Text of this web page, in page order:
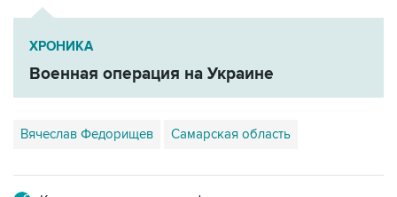
ХРОНИКА
Военная операция на Украине
Вячеслав Федорищев Самарская область